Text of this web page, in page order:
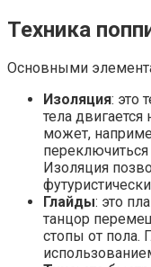
Техника
Основными
Изоляция: это
тела
может,
Изоляция
Глайды: это
танцор
стопы от пола.